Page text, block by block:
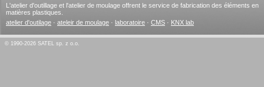
L'atelier d'outillage et l'atelier de moulage offrent le service de fabrication des éléments en
matières plastiques.
atelier d'outilage · ateleir de moulage · laboratoire · CMS · KNX lab
© 1990-2026 SATEL sp. z o.o.